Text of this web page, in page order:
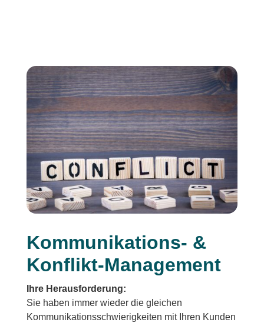
Kommunikations- &
Konflikt-Management
Ihre Herausforderung:
Sie haben immer wieder die gleichen
Kommunikationsschwierigkeiten mit Ihren Kunden